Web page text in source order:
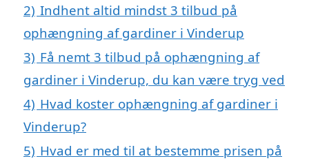
2) Indhent altid mindst 3 tilbud på
ophængning af gardiner i Vinderup
3) Få nemt 3 tilbud på ophængning af
gardiner i Vinderup, du kan være tryg ved
4) Hvad koster ophængning af gardiner i
Vinderup?
5) Hvad er med til at bestemme prisen på